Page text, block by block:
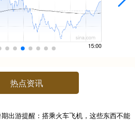
热点资讯
出游提醒：搭乘火车飞机，这些东西不能